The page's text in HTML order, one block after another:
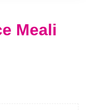
Meali